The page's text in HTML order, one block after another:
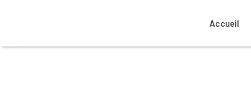
Accueil